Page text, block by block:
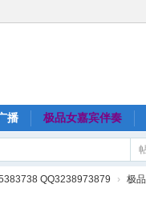
播 极品女嘉宾伴奏
QQ3238973879 › 极